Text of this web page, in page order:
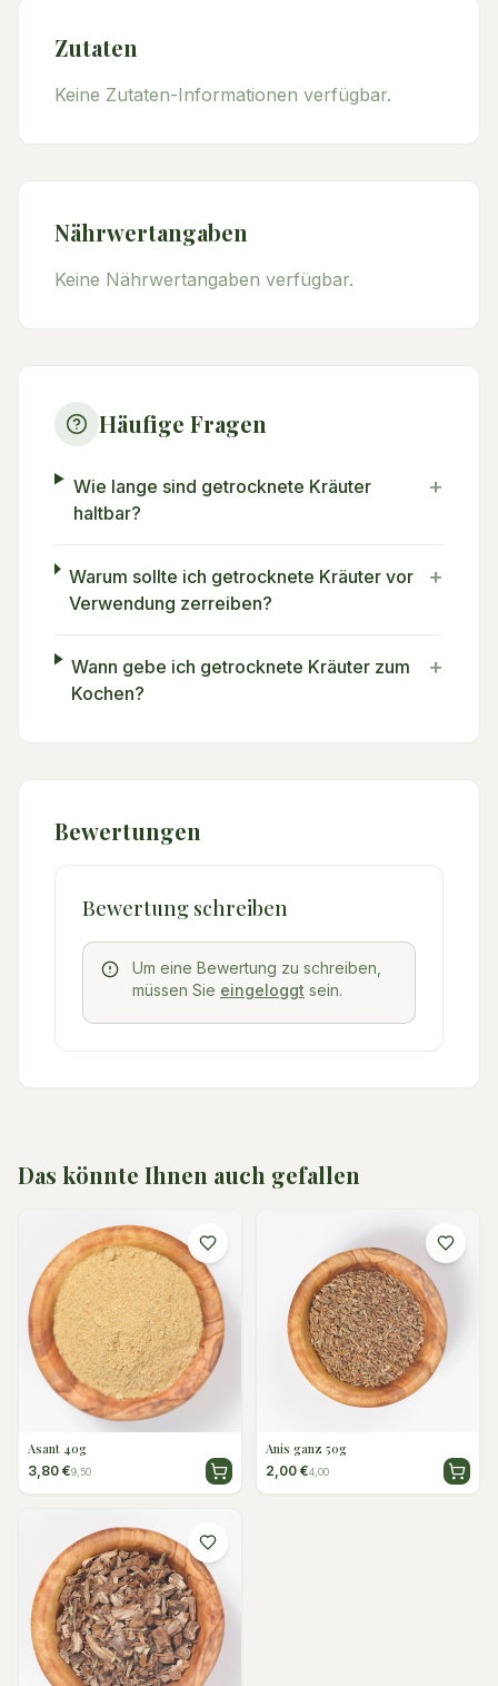
Zutaten
Keine Zutaten-Informationen verfügbar.
Nährwertangaben
Keine Nährwertangaben verfügbar.
Häufige Fragen
Wie lange sind getrocknete Kräuter
haltbar?
+
Warum sollte ich getrocknete Kräuter vor
Verwendung zerreiben?
+
Wann gebe ich getrocknete Kräuter zum
Kochen?
+
Bewertungen
Bewertung schreiben
Um eine Bewertung zu schreiben,
müssen Sie eingeloggt sein.
Das könnte Ihnen auch gefallen
Asant 40g
3,80 €9,50
Anis ganz 50g
2,00 €4,00